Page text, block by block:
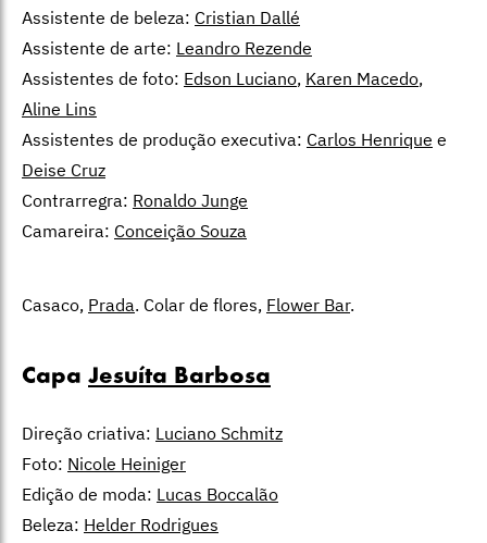
Assistente de beleza: Cristian Dallé
Assistente de arte: Leandro Rezende
Assistentes de foto: Edson Luciano, Karen Macedo,
Aline Lins
Assistentes de produção executiva: Carlos Henrique e
Deise Cruz
Contrarregra: Ronaldo Junge
Camareira: Conceição Souza
Casaco, Prada. Colar de flores, Flower Bar.
Capa Jesuíta Barbosa
Direção criativa: Luciano Schmitz
Foto: Nicole Heiniger
Edição de moda: Lucas Boccalão
Beleza: Helder Rodrigues